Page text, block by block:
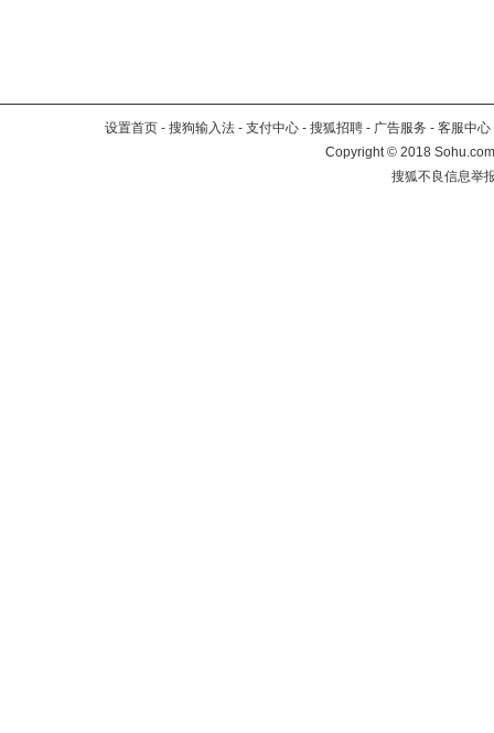
设置首页 - 搜狗输入法 - 支付中心 - 搜狐招聘 - 广告服务 - 客服中心
Copyright©2018
搜狐不良信息举